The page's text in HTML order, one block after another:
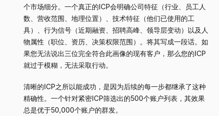
个市场细分。一个真正的ICP会明确公司特征（行业、员工人
数、营收范围、地理位置）、技术特征（他们已使用的工
具）、行为信号（近期融资、招聘高峰、领导层变动）以及人
物属性（职位、资历、决策权限范围）。将其写成一段话。如
果您无法说出三位完全符合此画像的现有客户，那么您的ICP
就过于模糊，无法采取行动。
清晰的ICP之所以能成功，是因为后续的每一步都继承了这种
精确性。一个针对紧密ICP筛选出的500个账户列表，其效果
总是优于50,000个账户的群发。